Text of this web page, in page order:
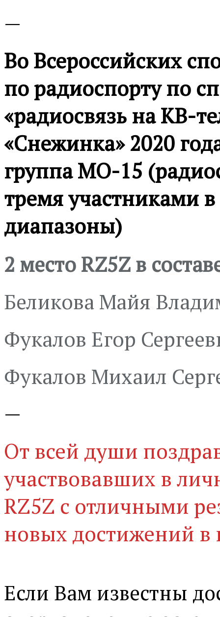
—
Во Всероссийских
по радиоспорту по
«радиосвязь на КВ-
«Снежинка» 2020
группа МО-15
тремя участниками в
диапазоны)
2 место RZ5Z в
Беликова Майя
Фукалов Егор
Фукалов Михаил
—
От всей души
участвовавших в
RZ5Z с отличными
новых достижений в
Если Вам известны